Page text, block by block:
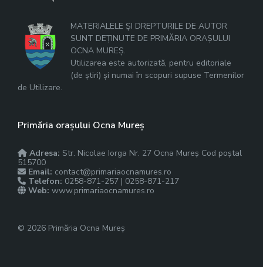
MATERIALELE ȘI DREPTURILE DE AUTOR
SUNT DEȚINUTE DE PRIMĂRIA ORAȘULUI
OCNA MUREȘ.
Utilizarea este autorizată, pentru editoriale
(de știri) și numai în scopuri supuse Termenilor
de Utilizare.
Primăria orașului Ocna Mureș
Adresa: Str. Nicolae Iorga Nr. 27 Ocna Mureș Cod poștal
515700
Email: contact@primariaocnamures.ro
Telefon: 0258-871-257 | 0258-871-217
Web: www.primariaocnamures.ro
© 2026 Primăria Ocna Mureș